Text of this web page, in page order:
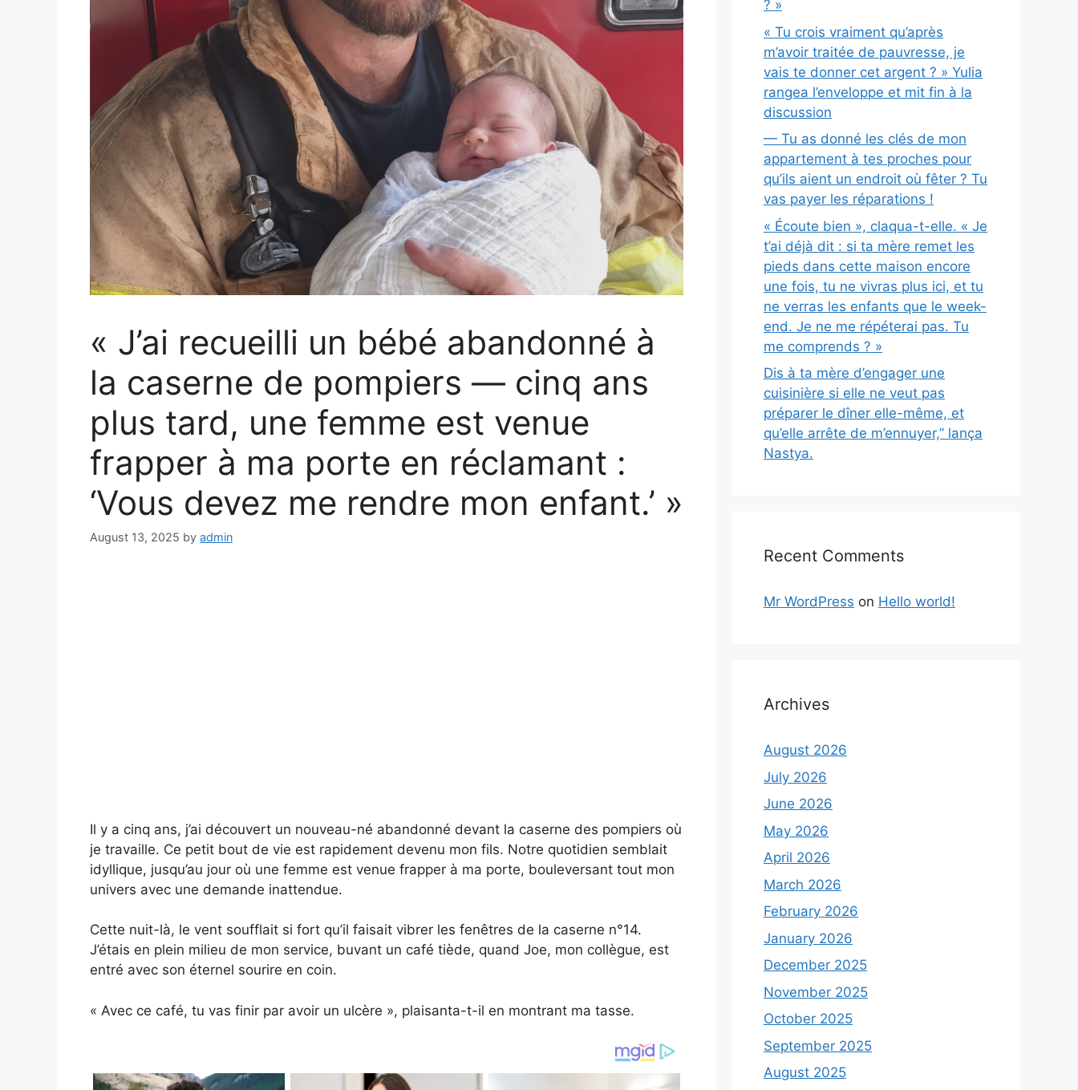
« J’ai recueilli un bébé abandonné à
la caserne de pompiers — cinq ans
plus tard, une femme est venue
frapper à ma porte en réclamant :
‘Vous devez me rendre mon enfant.’ »
August 13, 2025 by admin
Il y a cinq ans, j’ai découvert un nouveau-né abandonné devant la caserne des pompiers où
je travaille. Ce petit bout de vie est rapidement devenu mon fils. Notre quotidien semblait
idyllique, jusqu’au jour où une femme est venue frapper à ma porte, bouleversant tout mon
univers avec une demande inattendue.
Cette nuit-là, le vent soufflait si fort qu’il faisait vibrer les fenêtres de la caserne n°14.
J’étais en plein milieu de mon service, buvant un café tiède, quand Joe, mon collègue, est
entré avec son éternel sourire en coin.
« Avec ce café, tu vas finir par avoir un ulcère », plaisanta-t-il en montrant ma tasse.
? »
« Tu crois vraiment qu’après
m’avoir traitée de pauvresse, je
vais te donner cet argent ? » Yulia
rangea l’enveloppe et mit fin à la
discussion
— Tu as donné les clés de mon
appartement à tes proches pour
qu’ils aient un endroit où fêter ? Tu
vas payer les réparations !
« Écoute bien », claqua-t-elle. « Je
t’ai déjà dit : si ta mère remet les
pieds dans cette maison encore
une fois, tu ne vivras plus ici, et tu
ne verras les enfants que le week-
end. Je ne me répéterai pas. Tu
me comprends ? »
Dis à ta mère d’engager une
cuisinière si elle ne veut pas
préparer le dîner elle-même, et
qu’elle arrête de m’ennuyer,” lança
Nastya.
Recent Comments
Mr WordPress on Hello world!
Archives
August 2026
July 2026
June 2026
May 2026
April 2026
March 2026
February 2026
January 2026
December 2025
November 2025
October 2025
September 2025
August 2025